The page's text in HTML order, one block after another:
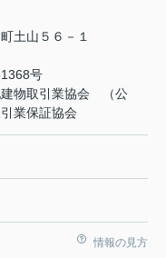
土山５６－１
号
建物取引業協会 （公
業保証協会
情報の見方